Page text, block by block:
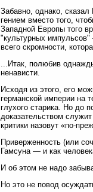
Забавно, однако,
гением вместо того,
Западной Европы того
"культурных
всего скромности,
...Итак, полюбив
ненависти.
Исходя из этого, его
германской империи на
глухого старика. Но до
доказательством
критики назовут «по-
Приверженность (или
Гамсуна — и как
И об этом не надо
Но это не повод